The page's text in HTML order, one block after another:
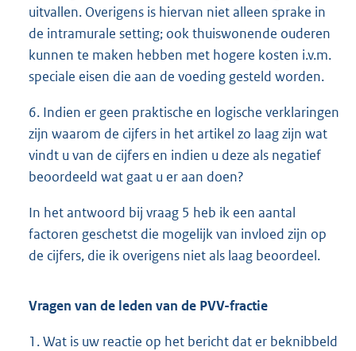
uitvallen. Overigens is hiervan niet alleen sprake in
de intramurale setting; ook thuiswonende ouderen
kunnen te maken hebben met hogere kosten i.v.m.
speciale eisen die aan de voeding gesteld worden.
6. Indien er geen praktische en logische verklaringen
zijn waarom de cijfers in het artikel zo laag zijn wat
vindt u van de cijfers en indien u deze als negatief
beoordeeld wat gaat u er aan doen?
In het antwoord bij vraag 5 heb ik een aantal
factoren geschetst die mogelijk van invloed zijn op
de cijfers, die ik overigens niet als laag beoordeel.
Vragen van de leden van de PVV-fractie
1. Wat is uw reactie op het bericht dat er beknibbeld